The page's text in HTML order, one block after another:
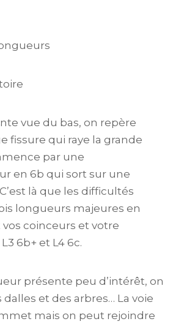
vue du bas, on repère
fissure qui raye la grande
par une
en 6b qui sort sur une
là que les difficultés
longueurs majeures en
coinceurs et votre
6b+ et L4 6c.
présente peu d’intérêt, on
et des arbres… La voie
mais on peut rejoindre